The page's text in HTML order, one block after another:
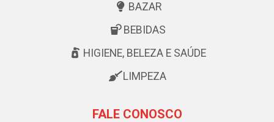
BAZAR
BEBIDAS
HIGIENE, BELEZA E SAÚDE
LIMPEZA
FALE CONOSCO